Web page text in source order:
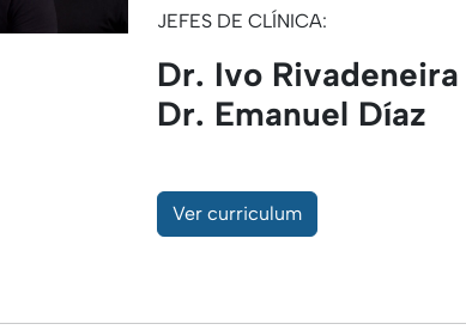
JEFES DE CLÍNICA:
Dr. Ivo Rivadeneira
Dr. Emanuel Díaz
Ver curriculum